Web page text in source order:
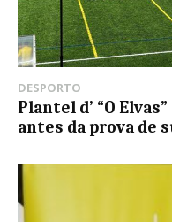
DESPORTO
Plantel d’ “O
antes da prova de